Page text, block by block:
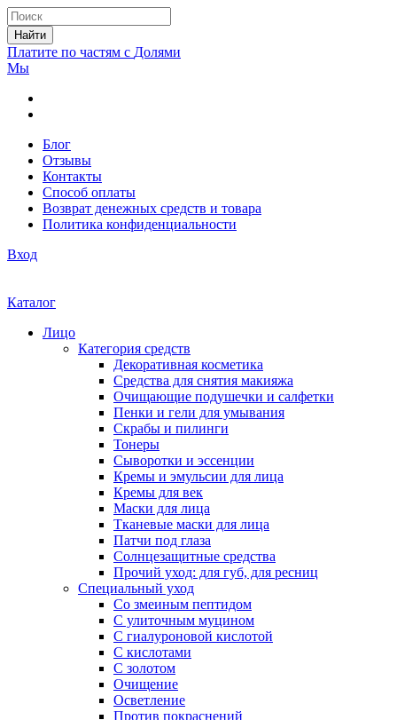
Найти
Платите по частям с Долями
Мы
Блог
Отзывы
Контакты
Способ оплаты
Возврат денежных средств и товара
Политика конфиденциальности
Вход
Каталог
Лицо
Категория средств
Декоративная косметика
Средства для снятия макияжа
Очищающие подушечки и салфетки
Пенки и гели для умывания
Скрабы и пилинги
Тонеры
Сыворотки и эссенции
Кремы и эмульсии для лица
Кремы для век
Маски для лица
Тканевые маски для лица
Патчи под глаза
Солнцезащитные средства
Прочий уход: для губ, для ресниц
Специальный уход
Со змеиным пептидом
С улиточным муцином
С гиалуроновой кислотой
С кислотами
С золотом
Очищение
Осветление
Против покраснений